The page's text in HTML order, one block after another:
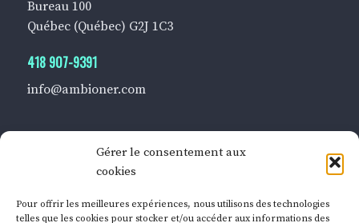
Gérer le consentement aux
cookies
Pour offrir les meilleures expériences, nous utilisons des technologies
telles que les cookies pour stocker et/ou accéder aux informations des
Bureau 100
Québec (Québec) G2J 1C3
418 907-9391
info@ambioner.com
360, rue Notre-Dame Ouest